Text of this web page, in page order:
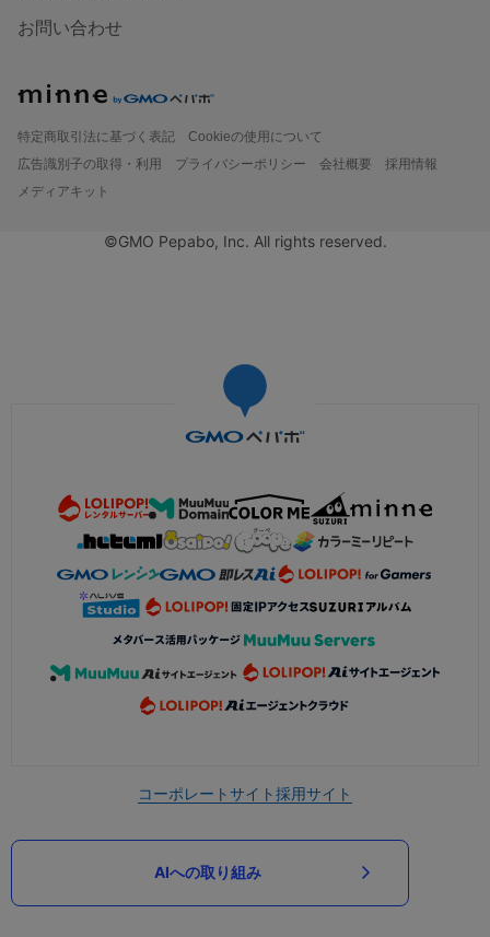
お問い合わせ
特定商取引法に基づく表記
Cookieの使用について
広告識別子の取得・利用
プライバシーポリシー 会社概要
採用情報
メディアキット
©GMO Pepabo, Inc. All rights reserved.
コーポレートサイト採用サイト
AIへの取り組み